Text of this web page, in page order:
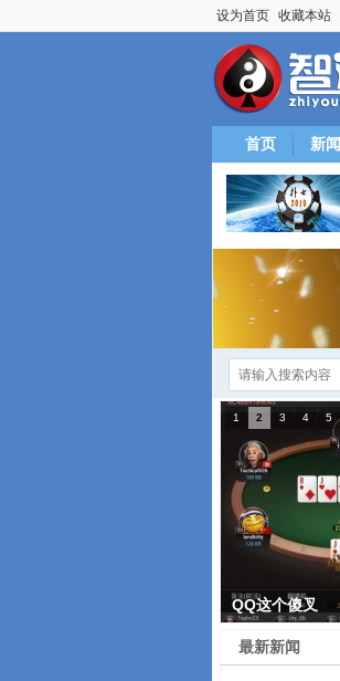
设为首页 收藏本站
首页 新闻
QQ这个傻叉
1 2 3 4 5
最新新闻